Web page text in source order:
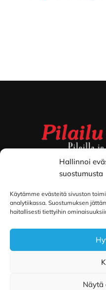
Hallinnoi
suostumusta
Käytämme evästeitä sivuston
analytiikassa. Suostumuksen
haitallisesti tiettyihin
Näytä
Toimitus-
Myymälä